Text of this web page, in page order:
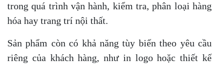
trong quá trình vận hành, kiểm tra, phân loại hàng
hóa hay trang trí nội thất.
Sản phẩm còn có khả năng tùy biến theo yêu cầu
riêng của khách hàng, như in logo hoặc thiết kế